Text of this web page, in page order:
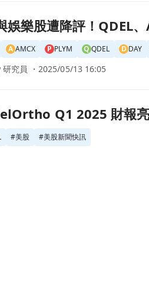
、PLYM、DAY未來走向引發關
娛樂股遭降評！QDEL
A AMCX P PLYM QQDEL D DAY
研究員 ・2025/05/13 16:05
測全年收入達26億至28.1億美元
Q1 2025 財報亮
#美股 #美股新聞快訊